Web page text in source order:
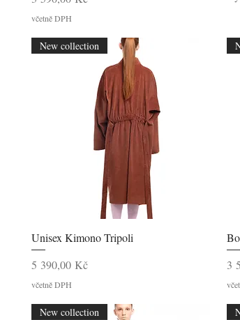
včetně DPH
Rychlý náhled
New collection
Unisex Kimono Tripoli
Cena
5 390,00 Kč
včetně DPH
3
New collection